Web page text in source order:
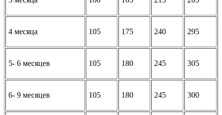
4 месяца 105 175 240 295
5- 6 месяцев 105 180 245 305
6- 9 месяцев 105 180 245 300